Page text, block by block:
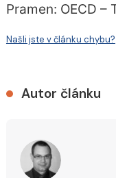
Pramen: OECD –
Našli jste v článku chybu?
Autor článku